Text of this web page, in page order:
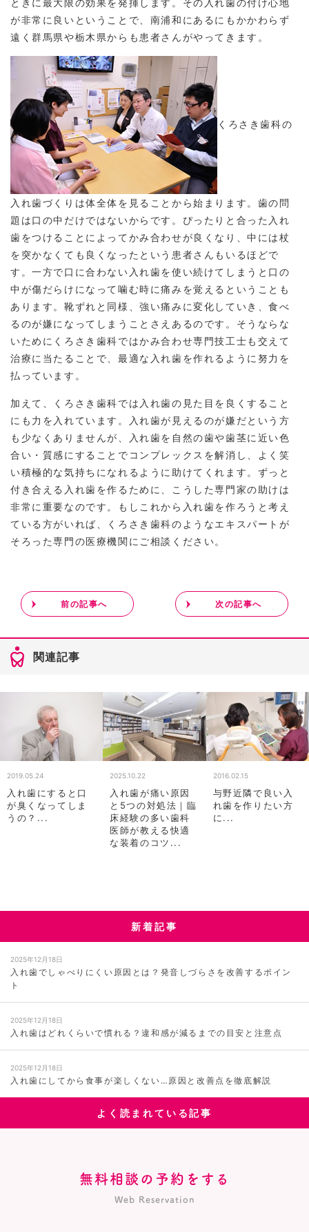
ときに最大限の効果を発揮します。その入れ歯の付け心地
が非常に良いということで、南浦和にあるにもかかわらず
遠く群馬県や栃木県からも患者さんがやってきます。
くろさき歯科の
入れ歯づくりは体全体を見ることから始まります。歯の問
題は口の中だけではないからです。ぴったりと合った入れ
歯をつけることによってかみ合わせが良くなり、中には杖
を突かなくても良くなったという患者さんもいるほどで
す。一方で口に合わない入れ歯を使い続けてしまうと口の
中が傷だらけになって噛む時に痛みを覚えるということも
あります。靴ずれと同様、強い痛みに変化していき、食べ
るのが嫌になってしまうことさえあるのです。そうならな
いためにくろさき歯科ではかみ合わせ専門技工士も交えて
治療に当たることで、最適な入れ歯を作れるように努力を
払っています。
加えて、くろさき歯科では入れ歯の見た目を良くすること
にも力を入れています。入れ歯が見えるのが嫌だという方
も少なくありませんが、入れ歯を自然の歯や歯茎に近い色
合い・質感にすることでコンプレックスを解消し、よく笑
い積極的な気持ちになれるように助けてくれます。ずっと
付き合える入れ歯を作るために、こうした専門家の助けは
非常に重要なのです。もしこれから入れ歯を作ろうと考え
ている方がいれば、くろさき歯科のようなエキスパートが
そろった専門の医療機関にご相談ください。
前の記事へ 次の記事へ
関連記事
2019.05.24
入れ歯にすると口
が臭くなってしま
うの？...
2025.10.22
入れ歯が痛い原因
と5つの対処法｜臨
床経験の多い歯科
医師が教える快適
な装着のコツ...
2016.02.15
与野近隣で良い入
れ歯を作りたい方
に...
新着記事
2025年12月18日
入れ歯でしゃべりにくい原因とは？発音しづらさを改善するポイン
ト
2025年12月18日
入れ歯はどれくらいで慣れる？違和感が減るまでの目安と注意点
2025年12月18日
入れ歯にしてから食事が楽しくない…原因と改善点を徹底解説
よく読まれている記事
無料相談の予約をする
Web Reservation